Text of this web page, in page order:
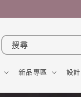
新品專區 設
搜尋